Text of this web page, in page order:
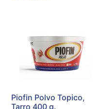
Piofin Polvo Topico,
Tarro 400 g.